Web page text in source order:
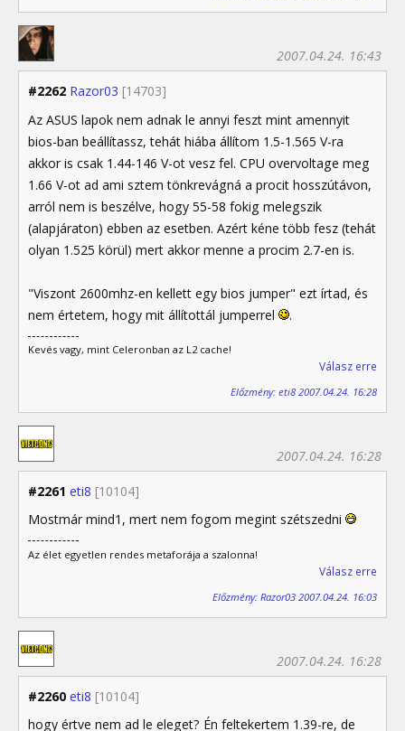
#2262 Razor03 [14703]
2007.04.24. 16:43
Az ASUS lapok nem adnak le annyi feszt mint amennyit
bios-ban beállítassz, tehát hiába állítom 1.5-1.565 V-ra
akkor is csak 1.44-146 V-ot vesz fel. CPU overvoltage meg
1.66 V-ot ad ami sztem tönkrevágná a procit hosszútávon,
arról nem is beszélve, hogy 55-58 fokig melegszik
(alapjáraton) ebben az esetben. Azért kéne több fesz (tehát
olyan 1.525 körül) mert akkor menne a procim 2.7-en is.
"Viszont 2600mhz-en kellett egy bios jumper" ezt írtad, és
nem értetem, hogy mit állítottál jumperrel
.
Kevés vagy, mint Celeronban az L2 cache!
Válasz erre
Előzmény: eti8 2007.04.24. 16:28
#2261 eti8 [10104]
2007.04.24. 16:28
Mostmár mind1, mert nem fogom megint szétszedni
Az élet egyetlen rendes metaforája a szalonna!
Válasz erre
Előzmény: Razor03 2007.04.24. 16:03
#2260 eti8 [10104]
2007.04.24. 16:28
hogy értve nem ad le eleget? Én feltekertem 1.39-re, de